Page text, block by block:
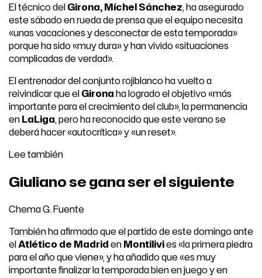
El técnico delGirona, Míchel Sánchez, ha asegurado
este sábado en rueda de prensa que el equipo necesita
«unas vacaciones y desconectar de esta temporada»
porque ha sido «muy dura» y han vivido «situaciones
complicadas de verdad».
El entrenador del conjunto rojiblanco ha vuelto a
reivindicar que elGironaha logrado el objetivo «más
importante para el crecimiento del club», la permanencia
enLaLiga, pero ha reconocido que este verano se
deberá hacer «autocrítica» y «un reset».
Lee también
Giuliano se gana ser el siguiente
Chema G. Fuente
También ha afirmado que el partido de este domingo ante
elAtlético de MadridenMontilivies «la primera piedra
para el año que viene», y ha añadido que «es muy
importante finalizar la temporada bien en juego y en